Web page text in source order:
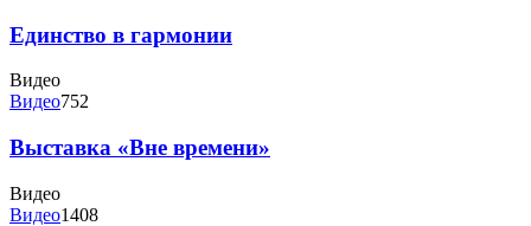
Единство в гармонии
Видео
Видео752
Выставка «Вне времени»
Видео
Видео1408